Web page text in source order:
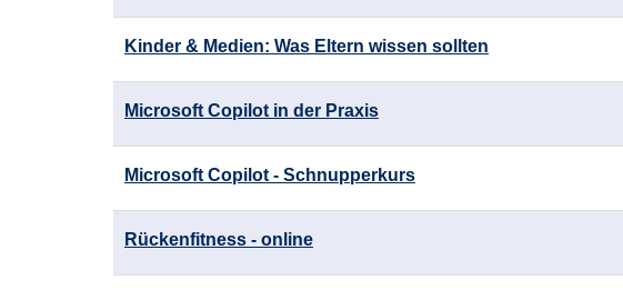
Kinder & Medien: Was Eltern wissen sollten
Microsoft Copilot in der Praxis
Microsoft Copilot - Schnupperkurs
Rückenfitness - online